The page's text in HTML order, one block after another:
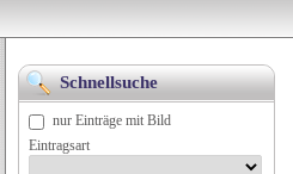
Schnellsuche
nur Einträge mit Bild
Eintragsart